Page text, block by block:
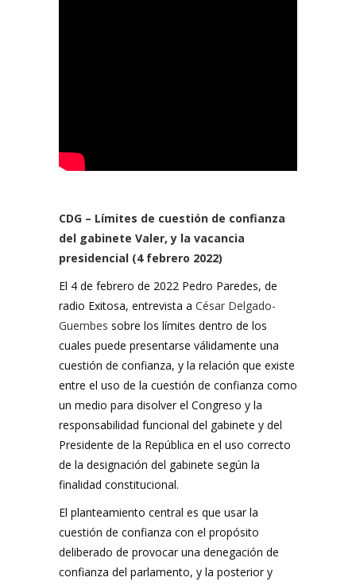
CDG – Límites de cuestión de confianza
del gabinete Valer, y la vacancia
presidencial (4 febrero 2022)
El 4 de febrero de 2022 Pedro Paredes, de
radio Exitosa, entrevista a César Delgado-
Guembes sobre los límites dentro de los
cuales puede presentarse válidamente una
cuestión de confianza, y la relación que existe
entre el uso de la cuestión de confianza como
un medio para disolver el Congreso y la
responsabilidad funcional del gabinete y del
Presidente de la República en el uso correcto
de la designación del gabinete según la
finalidad constitucional.
El planteamiento central es que usar la
cuestión de confianza con el propósito
deliberado de provocar una denegación de
confianza del parlamento, y la posterior y